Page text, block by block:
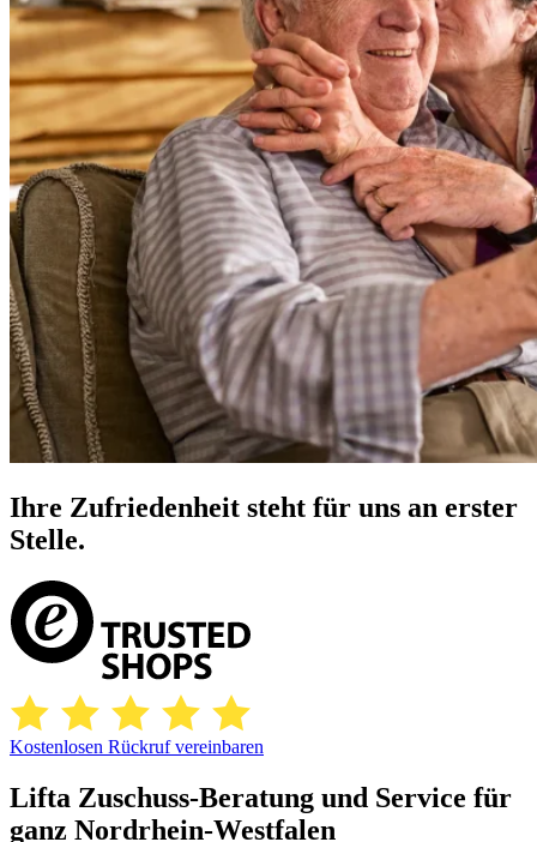
Ihre Zufriedenheit steht für uns an erster
Stelle.
Kostenlosen Rückruf vereinbaren
Lifta Zuschuss-Beratung und Service für
ganz Nordrhein-Westfalen